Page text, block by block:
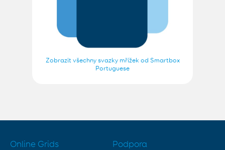
Zobrazit všechny svazky mřížek od Smartbox
Portuguese
Online Grids Podpora